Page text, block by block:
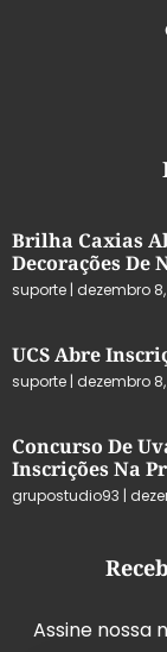
Brilha Caxias
Decorações De
suporte dezembro
UCS Abre
suporte dezembro
Concurso De
Inscrições Na
grupostudio93
Assine nossa